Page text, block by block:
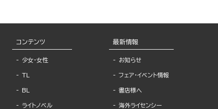
コンテンツ
少女・女性
TL
BL
ライトノベル
最新情報
お知らせ
フェア・イベント情報
書店様へ
海外ライセンシー